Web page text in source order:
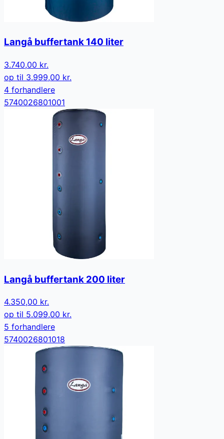
Langå buffertank 140 liter
3.740,00 kr.
op til 3.999,00 kr.
4 forhandlere
5740026801001
Langå buffertank 200 liter
4.350,00 kr.
op til 5.099,00 kr.
5 forhandlere
5740026801018